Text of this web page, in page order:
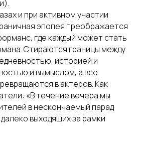
и при активном участии
эпопея преображается
где каждый может стать
Стираются границы между
историей и
и вымыслом, а все
в актеров. Как
«В течение вечера мы
в нескончаемый парад
выходящих за рамки